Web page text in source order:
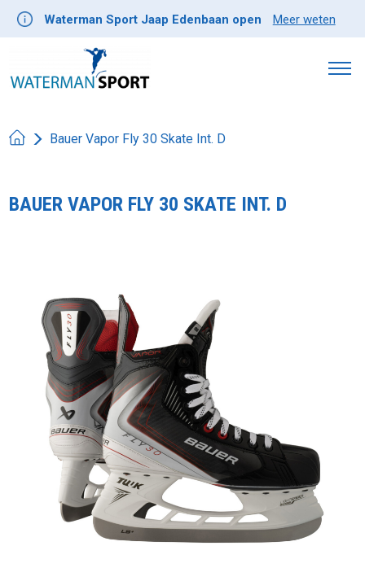
Waterman Sport Jaap Edenbaan open Meer weten
Bauer Vapor Fly 30 Skate Int. D
BAUER VAPOR FLY 30 SKATE INT. D